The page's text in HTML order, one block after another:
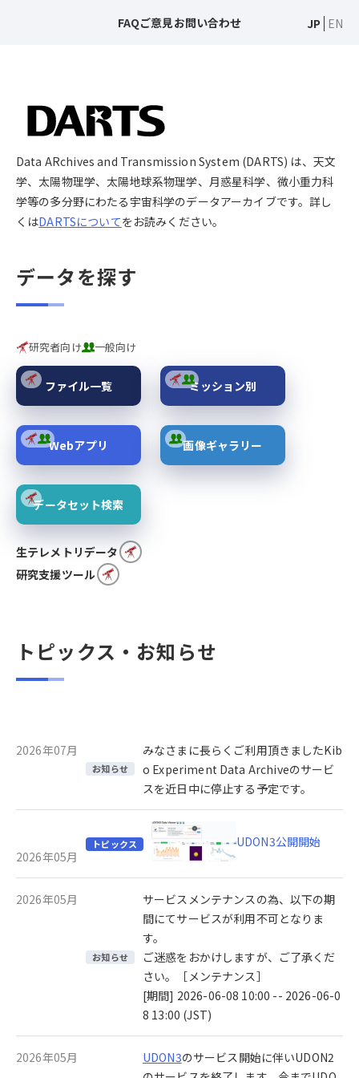
FAQご意見お問い合わせ JP EN
Data ARchives and Transmission System (DARTS) は、天文
学、太陽物理学、太陽地球系物理学、月惑星科学、微小重力科
学等の多分野にわたる宇宙科学のデータアーカイブです。詳し
くはDARTSについてをお読みください。
データを探す
研究者向け 一般向け
ファイル一覧 ミッション別
Webアプリ 画像ギャラリー
データセット検索
生テレメトリデータ
研究支援ツール
トピックス・お知らせ
2026年07月
お知らせ
みなさまに長らくご利用頂きましたKib
o Experiment Data Archiveのサービ
スを近日中に停止する予定です。
2026年05月
トピックス UDON3公開開始
2026年05月
お知らせ
サービスメンテナンスの為、以下の期
間にてサービスが利用不可となりま
す。
ご迷惑をおかけしますが、ご了承くだ
さい。［メンテナンス］
[期間] 2026-06-08 10:00 -- 2026-06-0
8 13:00 (JST)
2026年05月 UDON3のサービス開始に伴いUDON2